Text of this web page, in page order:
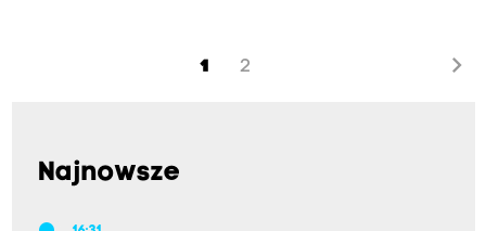
1 2 chevron_right
Najnowsze